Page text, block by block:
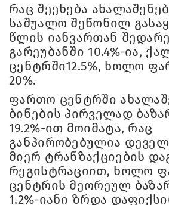
რაც შეეხება
საშუალო შეწონილ
წლის იანვართან
გარეუბანში 10.4%-ია,
ცენტრში12.5%, ხოლო
20%.
ფართო ცენტრში
ბინების პირველად
19.2%-ით მოიმატა, რაც
განპირობებულია
მიერ ტრანზაქციების
რეგისტრაციით, ხოლო
ცენტრის მეორეულ
1.2%-იანი ზრდა